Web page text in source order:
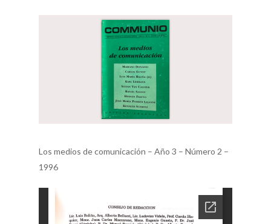
Los medios de comunicación – Año 3 – Número 2 –
1996